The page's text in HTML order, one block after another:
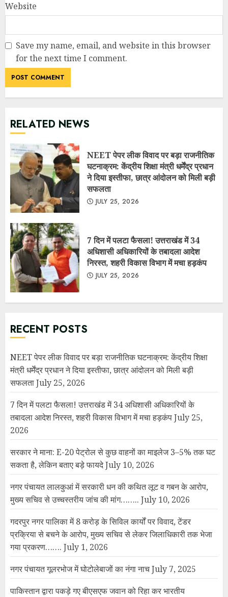
Website
Save my name, email, and website in this browser
for the next time I comment.
RELATED NEWS
NEET पेपर लीक विवाद पर बड़ा राजनीतिक
घटनाक्रम: केंद्रीय शिक्षा मंत्री धर्मेंद्र प्रधान
ने दिया इस्तीफा, छात्र आंदोलन को मिली बड़ी
सफलता
JULY 25, 2026
7 दिन में पलटा फैसला! उत्तराखंड में 34
अधिशासी अधिकारियों के तबादला आदेश
निरस्त, शहरी विकास विभाग में मचा हड़कंप
JULY 25, 2026
RECENT POSTS
NEET पेपर लीक विवाद पर बड़ा राजनीतिक घटनाक्रम: केंद्रीय शिक्षा
मंत्री धर्मेंद्र प्रधान ने दिया इस्तीफा, छात्र आंदोलन को मिली बड़ी
सफलताJuly 25, 2026
7 दिन में पलटा फैसला! उत्तराखंड में 34 अधिशासी अधिकारियों के
तबादला आदेश निरस्त, शहरी विकास विभाग में मचा हड़कंपJuly 25,
2026
सरकार ने माना: E-20 पेट्रोल से कुछ वाहनों का माइलेज 3–5% तक घट
सकता है, लेकिन बताए बड़े फायदेJuly 10, 2026
नगर पंचायत लालकुआं में सरकारी धन की कथित लूट व गबन के आरोप,
मुख्य सचिव से उच्चस्तरीय जांच की मांग…….. July 10, 2026
गदरपुर नगर पालिका में 8 करोड़ के सिविल कार्यों पर विवाद, टेंडर
प्रक्रिया से बचने के आरोप, मुख्य सचिव से लेकर जिलाधिकारी तक भेजा
गया प्रकरण……. July 1, 2026
नगर पंचायत गूलरभोज में घोटोलेबाजों का नंगा नाचJuly 7, 2025
पाकिस्तान द्वारा पकड़े गए बीएसएफ जवान को रिहा कर भारतीय